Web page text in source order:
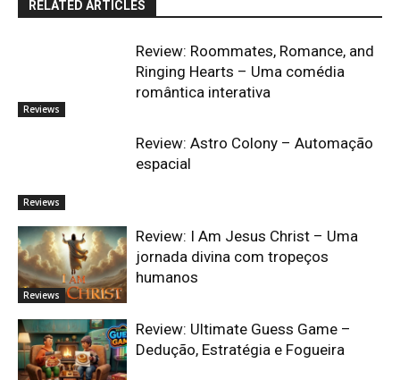
RELATED ARTICLES
Reviews
Review: Roommates, Romance, and
Ringing Hearts – Uma comédia
romântica interativa
Reviews
Review: Astro Colony – Automação
espacial
Reviews
Review: I Am Jesus Christ – Uma
jornada divina com tropeços
humanos
Review: Ultimate Guess Game –
Dedução, Estratégia e Fogueira